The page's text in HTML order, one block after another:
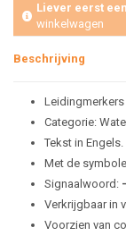
Liever eerst
winkelwagen
Beschrijving
Categorie:
Tekst in Engels.
Met de
Signaalwoord: -
Verkrijgbaar in
Voorzien van